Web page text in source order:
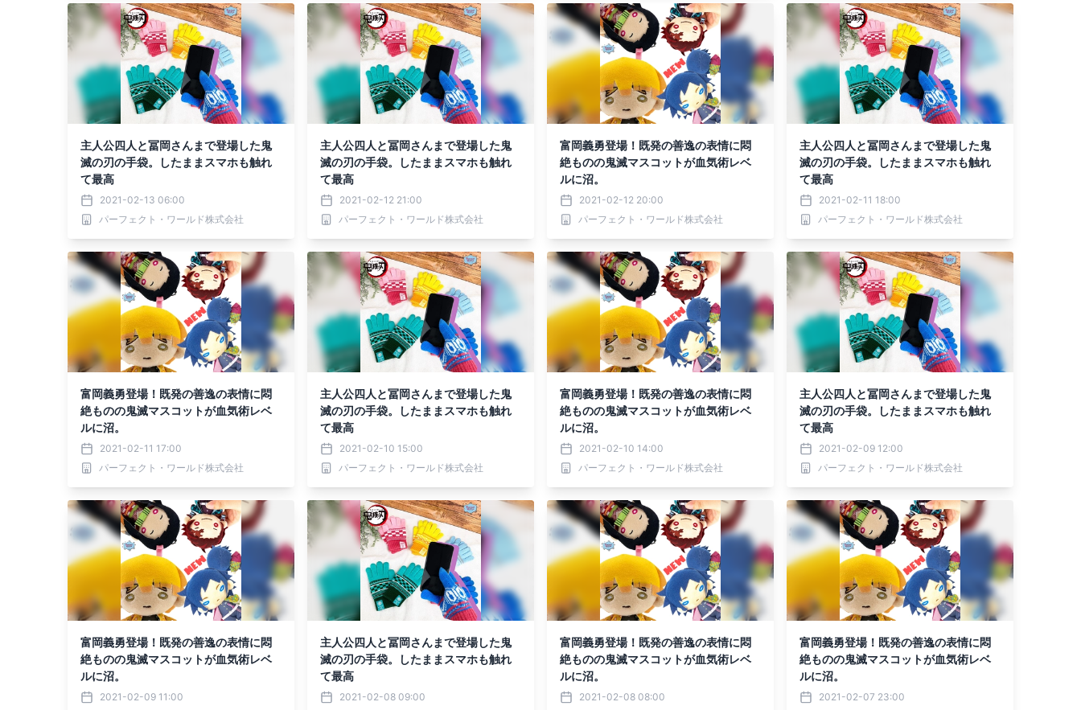
主人公四人と冨岡さんまで登場した鬼
滅の刃の手袋。したままスマホも触れ
て最高
2021-02-13 06:00
パーフェクト・ワールド株式会社
主人公四人と冨岡さんまで登場した鬼
滅の刃の手袋。したままスマホも触れ
て最高
2021-02-12 21:00
パーフェクト・ワールド株式会社
富岡義勇登場！既発の善逸の表情に悶
絶ものの鬼滅マスコットが血気術レベ
ルに沼。
2021-02-12 20:00
パーフェクト・ワールド株式会社
主人公四人と冨岡さんまで登場した鬼
滅の刃の手袋。したままスマホも触れ
て最高
2021-02-11 18:00
パーフェクト・ワールド株式会社
富岡義勇登場！既発の善逸の表情に悶
絶ものの鬼滅マスコットが血気術レベ
ルに沼。
2021-02-11 17:00
パーフェクト・ワールド株式会社
主人公四人と冨岡さんまで登場した鬼
滅の刃の手袋。したままスマホも触れ
て最高
2021-02-10 15:00
パーフェクト・ワールド株式会社
富岡義勇登場！既発の善逸の表情に悶
絶ものの鬼滅マスコットが血気術レベ
ルに沼。
2021-02-10 14:00
パーフェクト・ワールド株式会社
主人公四人と冨岡さんまで登場した鬼
滅の刃の手袋。したままスマホも触れ
て最高
2021-02-09 12:00
パーフェクト・ワールド株式会社
富岡義勇登場！既発の善逸の表情に悶
絶ものの鬼滅マスコットが血気術レベ
ルに沼。
2021-02-09 11:00
主人公四人と冨岡さんまで登場した鬼
滅の刃の手袋。したままスマホも触れ
て最高
2021-02-08 09:00
富岡義勇登場！既発の善逸の表情に悶
絶ものの鬼滅マスコットが血気術レベ
ルに沼。
2021-02-08 08:00
富岡義勇登場！既発の善逸の表情に悶
絶ものの鬼滅マスコットが血気術レベ
ルに沼。
2021-02-07 23:00